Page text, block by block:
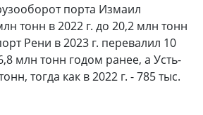
порта Измаил
тонн в 2022 г. до 20,2 млн тонн
Рени в 2023 г. перевалил 10
млн тонн годом ранее, а Усть-
тогда как в 2022 г. - 785 тыс.